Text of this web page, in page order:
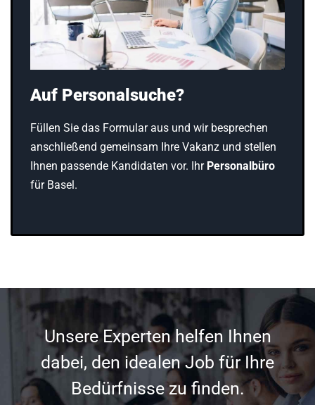
Auf Personalsuche?
Füllen Sie das Formular aus und wir besprechen
anschließend gemeinsam Ihre Vakanz und stellen
Ihnen passende Kandidaten vor. Ihr Personalbüro
für Basel.
Unsere Experten helfen Ihnen
dabei, den idealen Job für Ihre
Bedürfnisse zu finden.